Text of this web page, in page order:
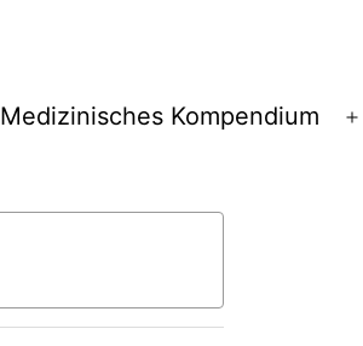
Medizinisches Kompendium